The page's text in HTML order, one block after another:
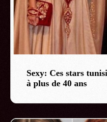
Sexy: Ces stars
à plus de 40 ans